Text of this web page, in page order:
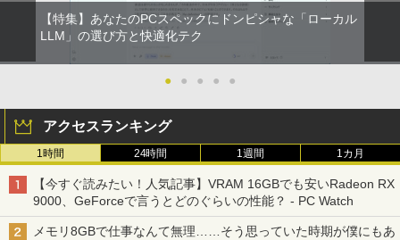
【特集】あなたのPCスペックにドンピシャな「ローカル
LLM」の選び方と快適化テク
● ● ● ● ●
アクセスランキング
1時間 24時間 1週間 1カ月
【今すぐ読みたい！人気記事】VRAM 16GBでも安いRadeon RX
9000、GeForceで言うとどのぐらいの性能？ - PC Watch
メモリ8GBで仕事なんて無理……そう思っていた時期が僕にもあ